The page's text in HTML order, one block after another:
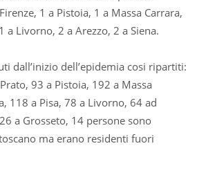
1 a Pistoia, 1 a Massa Carrara,
a Livorno, 2 a Arezzo, 2 a Siena.
dall’inizio dell’epidemia cosi ripartiti:
93 a Pistoia, 192 a Massa
118 a Pisa, 78 a Livorno, 64 ad
a Grosseto, 14 persone sono
ma erano residenti fuori